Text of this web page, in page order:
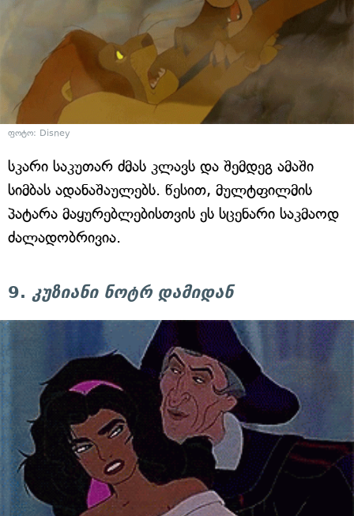
ფოტო: Disney
სკარი საკუთარ ძმას კლავს და შემდეგ ამაში
სიმბას ადანაშაულებს. წესით, მულტფილმის
პატარა მაყურებლებისთვის ეს სცენარი საკმაოდ
ძალადობრივია.
9. კუზიანი ნოტრ დამიდან